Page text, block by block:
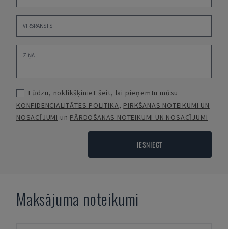
Lūdzu, noklikšķiniet šeit, lai pieņemtu mūsu
KONFIDENCIALITĀTES POLITIKA, PIRKŠANAS NOTEIKUMI UN
NOSACĪJUMI un PĀRDOŠANAS NOTEIKUMI UN NOSACĪJUMI
IESNIEGT
Maksājuma noteikumi